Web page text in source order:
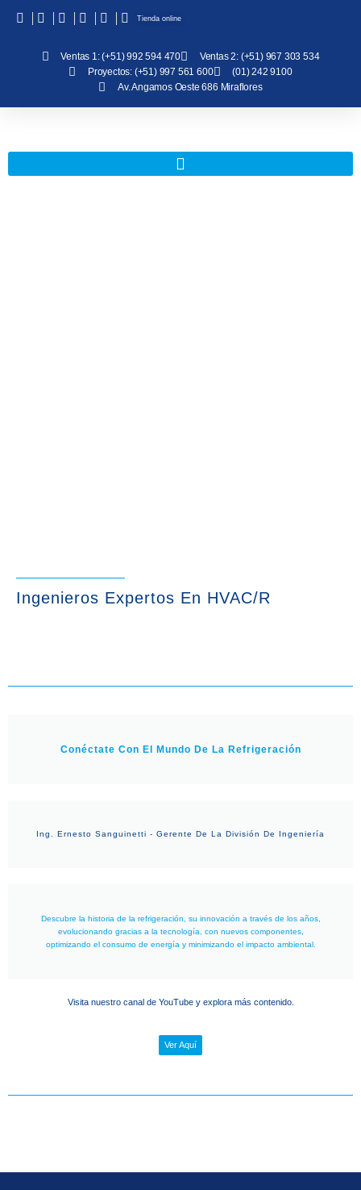
Ventas 1: (+51) 992 594 470
Ventas 2: (+51) 967 303 534
Proyectos: (+51) 997 561 600
(01) 242 9100
Av. Angamos Oeste 686 Miraflores
Tienda online
Ingenieros Expertos En HVAC/R
Conéctate Con El Mundo De La Refrigeración
Ing. Ernesto Sanguinetti - Gerente De La División De Ingeniería
Descubre la historia de la refrigeración, su innovación a través de los años,
evolucionando gracias a la tecnología, con nuevos componentes,
optimizando el consumo de energía y minimizando el impacto ambiental.
Visita nuestro canal de YouTube y explora más contenido.
Ver Aquí